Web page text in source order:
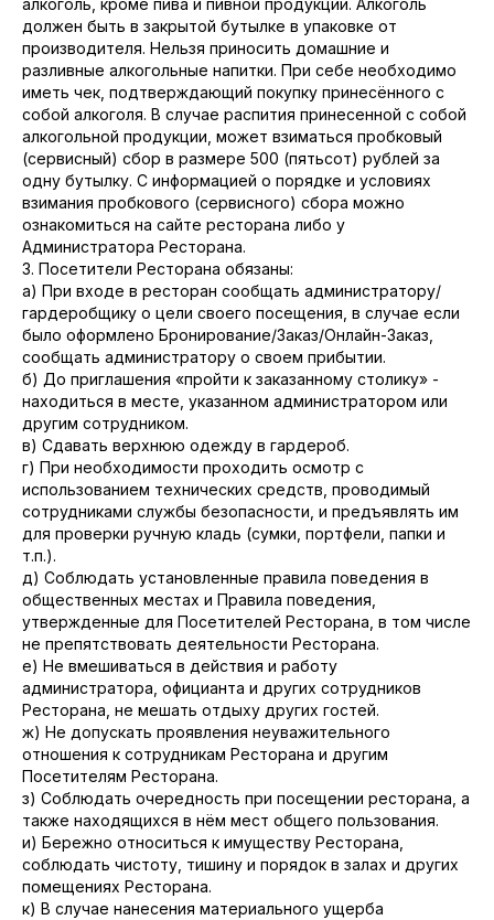
алкоголь, кроме пива и пивной продукции. Алкоголь
должен быть в закрытой бутылке в упаковке от
производителя. Нельзя приносить домашние и
разливные алкогольные напитки. При себе необходимо
иметь чек, подтверждающий покупку принесённого с
собой алкоголя. В случае распития принесенной с собой
алкогольной продукции, может взиматься пробковый
(сервисный) сбор в размере 500 (пятьсот) рублей за
одну бутылку. С информацией о порядке и условиях
взимания пробкового (сервисного) сбора можно
ознакомиться на сайте ресторана либо у
Администратора Ресторана.
3. Посетители Ресторана обязаны:
а) При входе в ресторан сообщать администратору/
гардеробщику о цели своего посещения, в случае если
было оформлено Бронирование/Заказ/Онлайн-Заказ,
сообщать администратору о своем прибытии.
б) До приглашения «пройти к заказанному столику» -
находиться в месте, указанном администратором или
другим сотрудником.
в) Сдавать верхнюю одежду в гардероб.
г) При необходимости проходить осмотр с
использованием технических средств, проводимый
сотрудниками службы безопасности, и предъявлять им
для проверки ручную кладь (сумки, портфели, папки и
т.п.).
д) Соблюдать установленные правила поведения в
общественных местах и Правила поведения,
утвержденные для Посетителей Ресторана, в том числе
не препятствовать деятельности Ресторана.
е) Не вмешиваться в действия и работу
администратора, официанта и других сотрудников
Ресторана, не мешать отдыху других гостей.
ж) Не допускать проявления неуважительного
отношения к сотрудникам Ресторана и другим
Посетителям Ресторана.
з) Соблюдать очередность при посещении ресторана, а
также находящихся в нём мест общего пользования.
и) Бережно относиться к имуществу Ресторана,
соблюдать чистоту, тишину и порядок в залах и других
помещениях Ресторана.
к) В случае нанесения материального ущерба